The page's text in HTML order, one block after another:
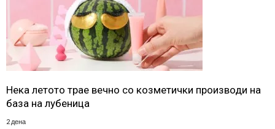
Нека летото трае вечно со козметички производи на
база на лубеница
2 дена